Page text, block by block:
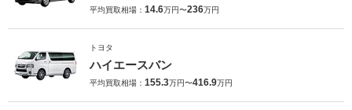
平均買取相場： 14.6万円〜236万円
トヨタ
ハイエースバン
平均買取相場： 155.3万円〜416.9万円